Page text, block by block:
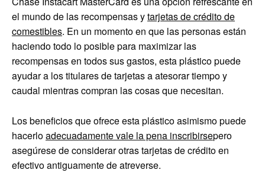
el mundo de las recompensas ytarjetas de crédito de
comestibles. En un momento en que las personas están
haciendo todo lo posible para maximizar las
recompensas en todos sus gastos, esta plástico puede
ayudar a los titulares de tarjetas a atesorar tiempo y
caudal mientras compran las cosas que necesitan.
Los beneficios que ofrece esta plástico asimismo puede
hacerloadecuadamente vale la pena inscribirsepero
asegúrese de considerar otras tarjetas de crédito en
efectivo antiguamente de atreverse.